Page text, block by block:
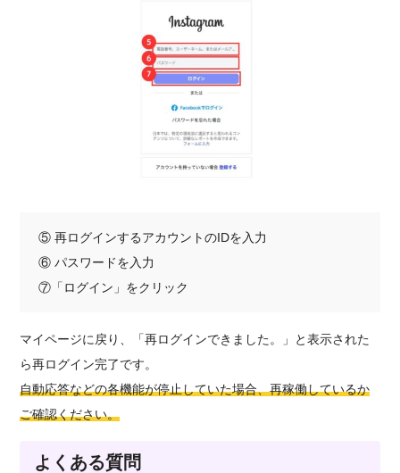
⑤ 再ログインするアカウントのIDを入力
⑥ パスワードを入力
⑦「ログイン」をクリック
マイページに戻り、「再ログインできました。」と表示された
ら再ログイン完了です。
自動応答などの各機能が停止していた場合、再稼働しているか
ご確認ください。
よくある質問